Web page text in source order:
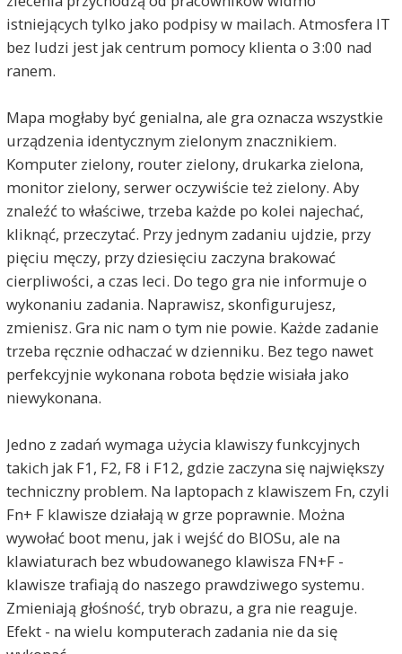
istniejących tylko jako podpisy w mailach. Atmosfera IT
bez ludzi jest jak centrum pomocy klienta o 3:00 nad
ranem.
Mapa mogłaby być genialna, ale gra oznacza wszystkie
urządzenia identycznym zielonym znacznikiem.
Komputer zielony, router zielony, drukarka zielona,
monitor zielony, serwer oczywiście też zielony. Aby
znaleźć to właściwe, trzeba każde po kolei najechać,
kliknąć, przeczytać. Przy jednym zadaniu ujdzie, przy
pięciu męczy, przy dziesięciu zaczyna brakować
cierpliwości, a czas leci. Do tego gra nie informuje o
wykonaniu zadania. Naprawisz, skonfigurujesz,
zmienisz. Gra nic nam o tym nie powie. Każde zadanie
trzeba ręcznie odhaczać w dzienniku. Bez tego nawet
perfekcyjnie wykonana robota będzie wisiała jako
niewykonana.
Jedno z zadań wymaga użycia klawiszy funkcyjnych
takich jak F1, F2, F8 i F12, gdzie zaczyna się największy
techniczny problem. Na laptopach z klawiszem Fn, czyli
Fn+ F klawisze działają w grze poprawnie. Można
wywołać boot menu, jak i wejść do BIOSu, ale na
klawiaturach bez wbudowanego klawisza FN+F -
klawisze trafiają do naszego prawdziwego systemu.
Zmieniają głośność, tryb obrazu, a gra nie reaguje.
Efekt - na wielu komputerach zadania nie da się